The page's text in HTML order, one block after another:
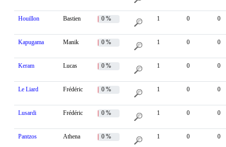
Houillon Bastien 0 % 1 0 0
Kapugama Manik 0 % 1 0 0
Keram Lucas 0 % 1 0 0
Le Liard Frédéric 0 % 1 0 0
Lusardi Frédéric 0 % 1 0 0
Pantzos Athena 0 % 1 0 0